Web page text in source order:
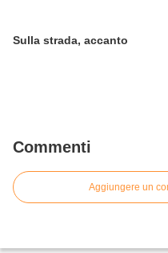
Sulla strada, accanto
Commenti
Aggiungere un